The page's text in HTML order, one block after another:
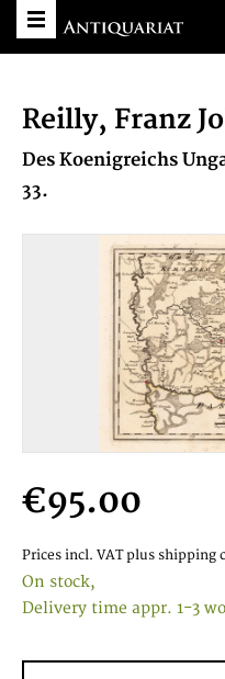
Reilly, Franz
Des Koenigreichs
33.
€95.00
Prices incl. VAT plus shipping
On stock,
Delivery time appr. 1-3